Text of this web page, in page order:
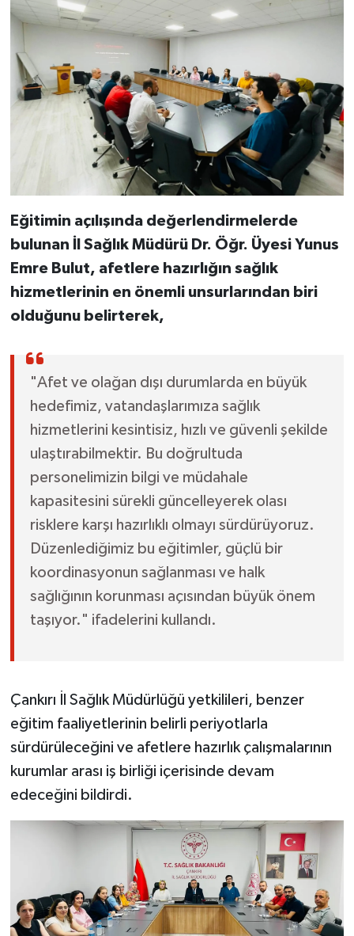
Eğitimin açılışında değerlendirmelerde
bulunan İl Sağlık Müdürü Dr. Öğr. Üyesi Yunus
Emre Bulut, afetlere hazırlığın sağlık
hizmetlerinin en önemli unsurlarından biri
olduğunu belirterek,
"Afet ve olağan dışı durumlarda en büyük
hedefimiz, vatandaşlarımıza sağlık
hizmetlerini kesintisiz, hızlı ve güvenli şekilde
ulaştırabilmektir. Bu doğrultuda
personelimizin bilgi ve müdahale
kapasitesini sürekli güncelleyerek olası
risklere karşı hazırlıklı olmayı sürdürüyoruz.
Düzenlediğimiz bu eğitimler, güçlü bir
koordinasyonun sağlanması ve halk
sağlığının korunması açısından büyük önem
taşıyor." ifadelerini kullandı.
Çankırı İl Sağlık Müdürlüğü yetkilileri, benzer
eğitim faaliyetlerinin belirli periyotlarla
sürdürüleceğini ve afetlere hazırlık çalışmalarının
kurumlar arası iş birliği içerisinde devam
edeceğini bildirdi.